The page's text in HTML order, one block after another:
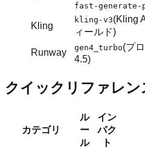
fast-generate-
Kling
kling-v3(Kling
ィールド)
Runway
gen4_turbo(プ
4.5)
クイックリファレン
カテゴリ
ル
ー
ル
イン
パク
ト